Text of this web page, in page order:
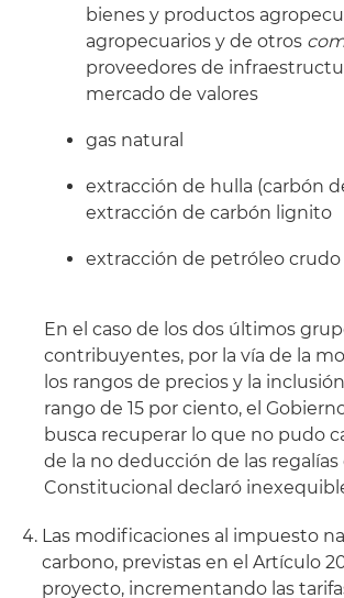
bienes y productos
agropecuarios y de otros
proveedores de
mercado de valores
gas natural
extracción de hulla (carbón
extracción de carbón lignito
extracción de petróleo crudo
En el caso de los dos últimos
contribuyentes, por la vía de la
los rangos de precios y la
rango de 15 por ciento, el
busca recuperar lo que no pudo
de la no deducción de las regalías
Constitucional declaró
Las modificaciones al impuesto
carbono, previstas en el Artículo 20
proyecto, incrementando las